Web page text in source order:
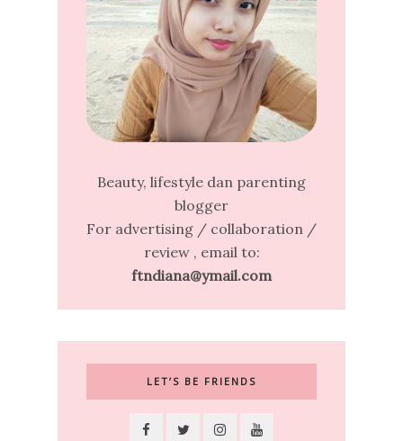
Beauty, lifestyle dan parenting
blogger
For advertising / collaboration /
review , email to:
ftndiana@ymail.com
LET’S BE FRIENDS